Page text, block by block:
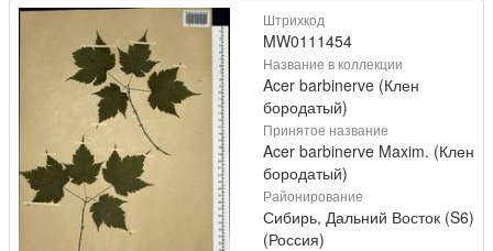
Штрихкод
MW0111454
Название в коллекции
Acer barbinerve (Клен
бородатый)
Принятое название
Acer barbinerve Maxim. (Клен
бородатый)
Районирование
Сибирь, Дальний Восток (S6)
(Россия)